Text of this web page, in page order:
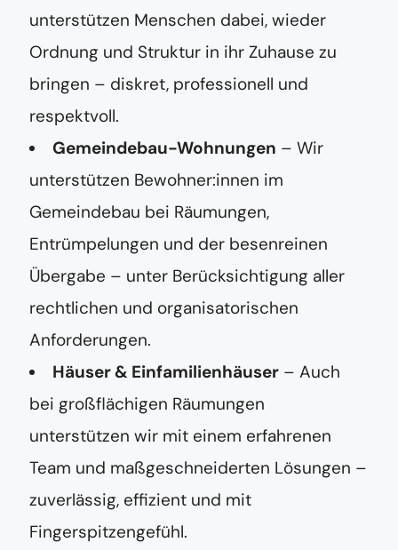
unterstützen Menschen dabei, wieder
Ordnung und Struktur in ihr Zuhause zu
bringen – diskret, professionell und
respektvoll.
Gemeindebau-Wohnungen – Wir
unterstützen Bewohner:innen im
Gemeindebau bei Räumungen,
Entrümpelungen und der besenreinen
Übergabe – unter Berücksichtigung aller
rechtlichen und organisatorischen
Anforderungen.
Häuser & Einfamilienhäuser – Auch
bei großflächigen Räumungen
unterstützen wir mit einem erfahrenen
Team und maßgeschneiderten Lösungen –
zuverlässig, effizient und mit
Fingerspitzengefühl.